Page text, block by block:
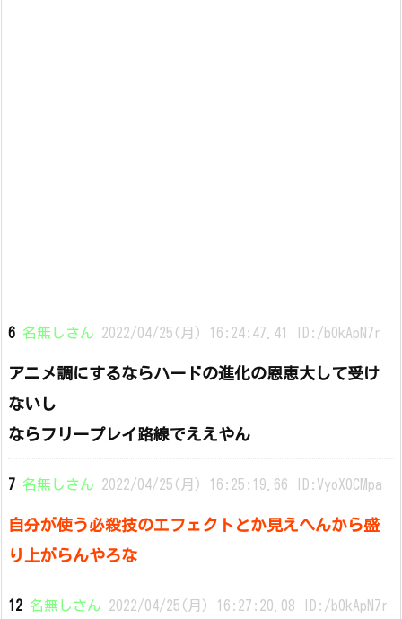
6 名無しさん 2022/04/25(月) 16:24:47.41 ID:/b0kApN7r
アニメ調にするならハードの進化の恩恵大して受け
ないし
ならフリープレイ路線でええやん
7 名無しさん 2022/04/25(月) 16:25:19.66 ID:VyoX0CMpa
自分が使う必殺技のエフェクトとか見えへんから盛
り上がらんやろな
12 名無しさん 2022/04/25(月) 16:27:20.08 ID:/b0kApN7r